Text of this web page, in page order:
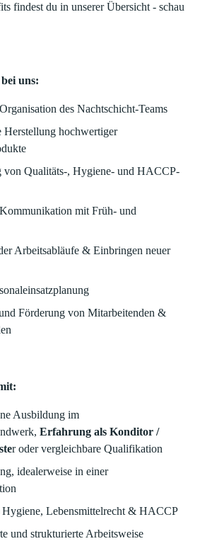
findest du in unserer Übersicht - schau
uns:
des Nachtschicht-Teams
Herstellung hochwertiger
von Qualitäts-, Hygiene- und HACCP-
mit Früh- und
Arbeitsabläufe & Einbringen neuer
Förderung von Mitarbeitenden &
Ausbildung im
Erfahrung als Konditor /
r oder vergleichbare Qualifikation
idealerweise in einer
Hygiene, Lebensmittelrecht & HACCP
und strukturierte Arbeitsweise